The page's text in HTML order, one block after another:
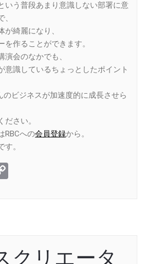
いう普段あまり意識しない部署に意
が綺麗になり、
を作ることができます。
会のなかでも、
意識しているちょっとしたポイント
のビジネスが加速度的に成長させら
さい。
RBCへの会員登録から。
。
クリエータ